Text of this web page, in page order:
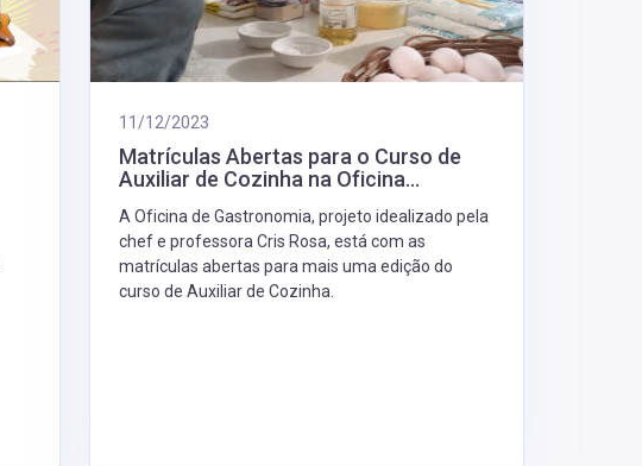
11/12/2023
Matrículas Abertas para o Curso de
Auxiliar de Cozinha na Oficina...
A Oficina de Gastronomia, projeto idealizado pela
chef e professora Cris Rosa, está com as
matrículas abertas para mais uma edição do
curso de Auxiliar de Cozinha.